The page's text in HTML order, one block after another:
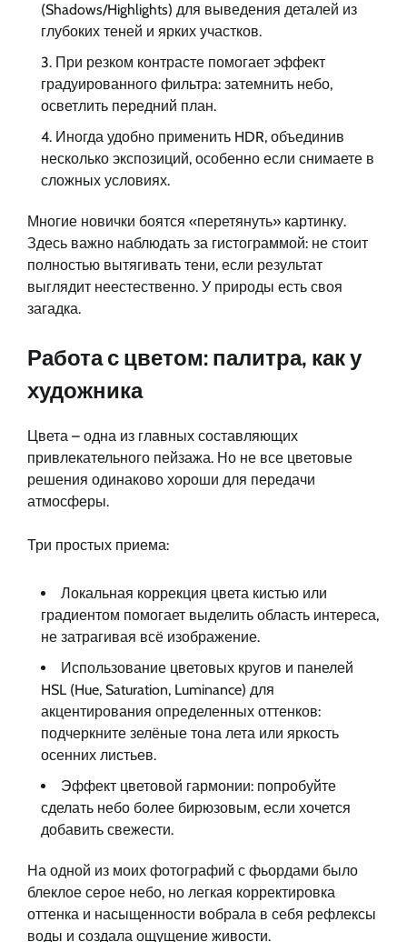
(Shadows/Highlights) для выведения деталей из
глубоких теней и ярких участков.
При резком контрасте помогает эффект
градуированного фильтра: затемнить небо,
осветлить передний план.
Иногда удобно применить HDR, объединив
несколько экспозиций, особенно если снимаете в
сложных условиях.
Многие новички боятся «перетянуть» картинку.
Здесь важно наблюдать за гистограммой: не стоит
полностью вытягивать тени, если результат
выглядит неестественно. У природы есть своя
загадка.
Работа с цветом: палитра, как у
художника
Цвета – одна из главных составляющих
привлекательного пейзажа. Но не все цветовые
решения одинаково хороши для передачи
атмосферы.
Три простых приема:
Локальная коррекция цвета кистью или
градиентом помогает выделить область интереса,
не затрагивая всё изображение.
Использование цветовых кругов и панелей
HSL (Hue, Saturation, Luminance) для
акцентирования определенных оттенков:
подчеркните зелёные тона лета или яркость
осенних листьев.
Эффект цветовой гармонии: попробуйте
сделать небо более бирюзовым, если хочется
добавить свежести.
На одной из моих фотографий с фьордами было
блеклое серое небо, но легкая корректировка
оттенка и насыщенности вобрала в себя рефлексы
воды и создала ощущение живости.